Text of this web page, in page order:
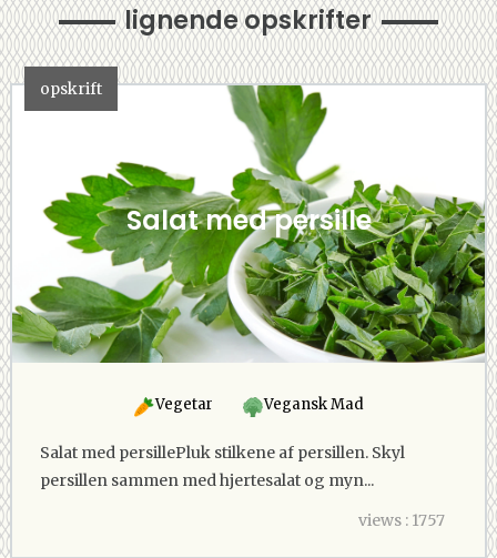
lignende opskrifter
opskrift
Salat med persille
Vegetar Vegansk Mad
Salat med persillePluk stilkene af persillen. Skyl
persillen sammen med hjertesalat og myn...
views : 1757